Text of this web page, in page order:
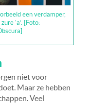
een verdamper,
‘a’. [Foto:
niet voor
Maar ze hebben
Veel